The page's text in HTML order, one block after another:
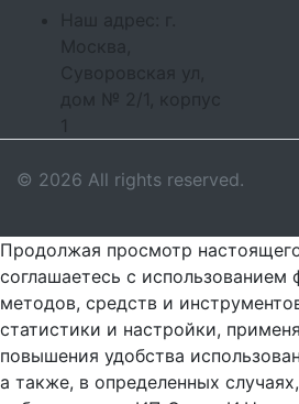
Наш адрес: г.
Москва,
Суворовская ул,
дом № 2/1, корпус
© 2026 All rights reserved.
Продолжая просмотр
соглашаетесь с
методов, средств и
статистики и настройки,
повышения удобства
а также, в определенных